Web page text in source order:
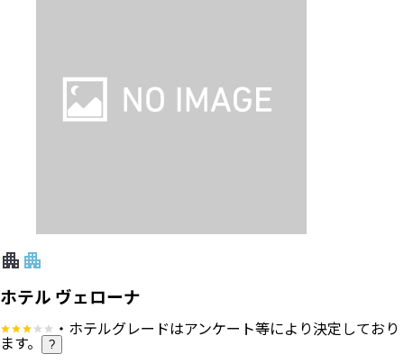
ホテル ヴェローナ
・ホテルグレードはアンケート等により決定しており
ます。 ?